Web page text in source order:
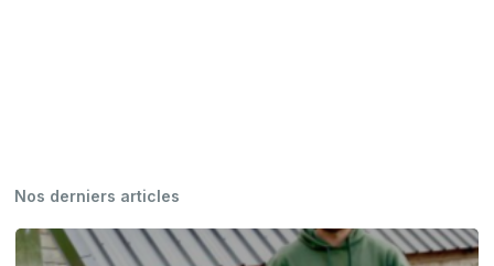
Nos derniers articles